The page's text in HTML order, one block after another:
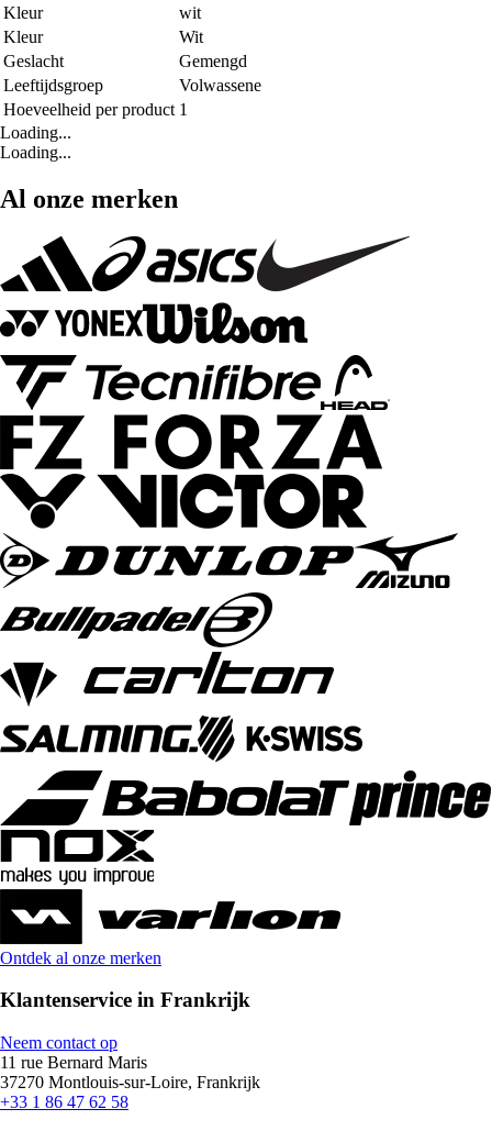
Kleur
wit
Kleur
Wit
Geslacht
Gemengd
Leeftijdsgroep
Volwassene
Hoeveelheid per product 1
Loading...
Loading...
Al onze merken
Ontdek al onze merken
Klantenservice in Frankrijk
Neem contact op
11 rue Bernard Maris
37270 Montlouis-sur-Loire, Frankrijk
+33 1 86 47 62 58